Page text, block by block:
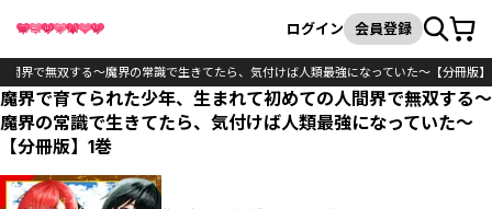
検索
ログイン 会員登録カート
界で無双する～魔界の常識で生きてたら、気付けば人類最強になっていた～【分冊版】
魔界で育てられた少年、生まれて初めての人間界で無双する～
魔界の常識で生きてたら、気付けば人類最強になっていた～
【分冊版】1巻